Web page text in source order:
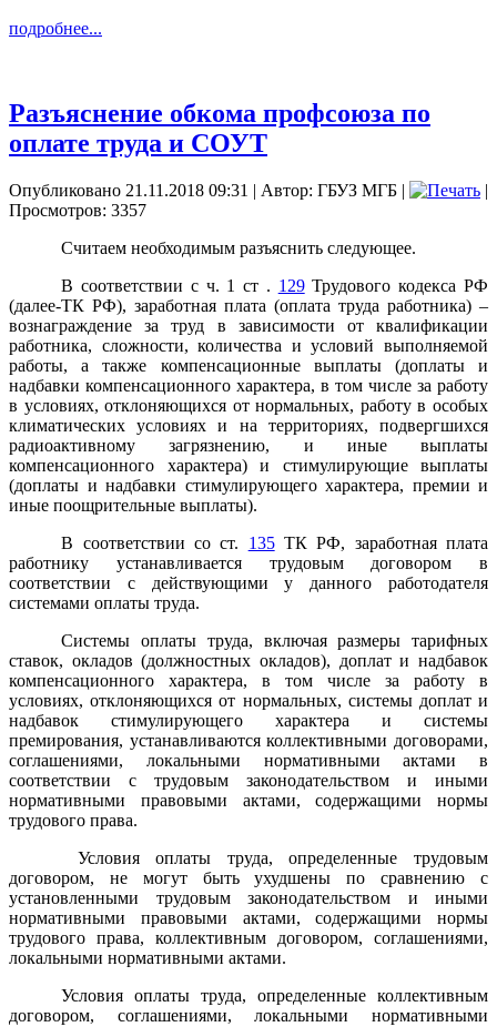
подробнее...
Разъяснение обкома профсоюза по
оплате труда и СОУТ
Опубликовано 21.11.2018 09:31 | Автор: ГБУЗ МГБ |
|
Просмотров: 3357
Считаем необходимым разъяснить следующее.
В соответствии с ч. 1 ст . 129Трудового кодекса РФ
(далее-ТК РФ), заработная плата (оплата труда работника) –
вознаграждение за труд в зависимости от квалификации
работника, сложности, количества и условий выполняемой
работы, а также компенсационные выплаты (доплаты и
надбавки компенсационного характера, в том числе за работу
в условиях, отклоняющихся от нормальных, работу в особых
климатических условиях и на территориях, подвергшихся
радиоактивному загрязнению, и иные выплаты
компенсационного характера) и стимулирующие выплаты
(доплаты и надбавки стимулирующего характера, премии и
иные поощрительные выплаты).
В соответствии со ст. 135ТК РФ, заработная плата
работнику устанавливается трудовым договором в
соответствии с действующими у данного работодателя
системами оплаты труда.
Системы оплаты труда, включая размеры тарифных
ставок, окладов (должностных окладов), доплат и надбавок
компенсационного характера, в том числе за работу в
условиях, отклоняющихся от нормальных, системы доплат и
надбавок стимулирующего характера и системы
премирования, устанавливаются коллективными договорами,
соглашениями, локальными нормативными актами в
соответствии с трудовым законодательством и иными
нормативными правовыми актами, содержащими нормы
трудового права.
Условия оплаты труда, определенные трудовым
договором, не могут быть ухудшены по сравнению с
установленными трудовым законодательством и иными
нормативными правовыми актами, содержащими нормы
трудового права, коллективным договором, соглашениями,
локальными нормативными актами.
Условия оплаты труда, определенные коллективным
договором, соглашениями, локальными нормативными